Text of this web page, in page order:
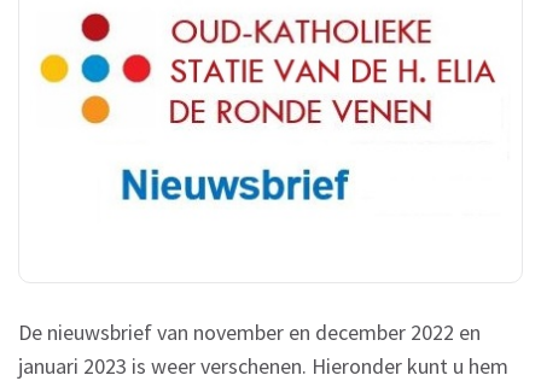
–
JAN
2023
De nieuwsbrief van november en december 2022 en
januari 2023 is weer verschenen. Hieronder kunt u hem